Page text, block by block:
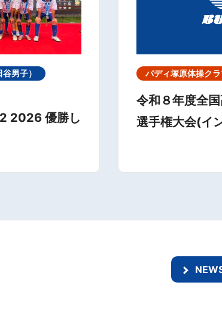
男子）
2026 優勝し
バディ塚原体操ク
令和８年度全
選手権大会(イ